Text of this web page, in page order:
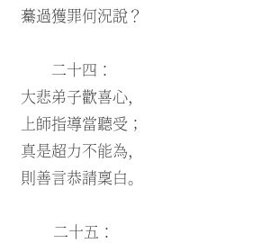
驀過獲罪何況說？
二十四：
大悲弟子歡喜心，
上師指導當聽受；
真是超力不能為，
則善言恭請稟白。
二十五：